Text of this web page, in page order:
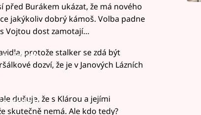
před Burákem ukázat, že má nového
jakýkoliv dobrý kámoš. Volba padne
Vojtou dost zamotají…
fetch
protože stalker se zdá být
dozví, že je v Janových Lázních
fetch
dušuje, že s Klárou a jejími
skutečně nemá. Ale kdo tedy?